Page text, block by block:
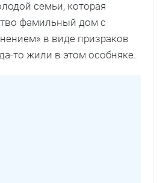
семьи, которая
фамильный дом с
в виде призраков
то жили в этом особняке.